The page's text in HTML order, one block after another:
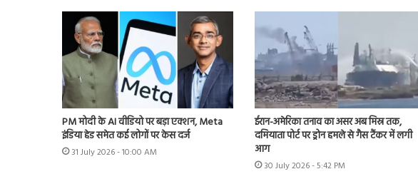
PM मोदी के AI वीडियो पर बड़ा एक्शन, Meta
इंडिया हेड समेत कई लोगों पर केस दर्ज
31 July 2026 - 10:00 AM
ईरान-अमेरिका तनाव का असर अब मिस्र तक,
दमियाता पोर्ट पर ड्रोन हमले से गैस टैंकर में लगी
आग
30 July 2026 - 5:42 PM